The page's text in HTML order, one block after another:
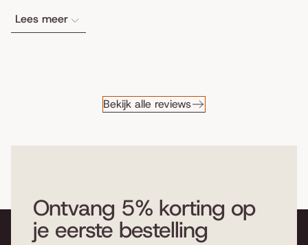
simplicity, up to the powerful tire
work. How it can that this
come to you, through the
enclosures of this worldly
everyone is well in the taste. But,
Lees meer
Bekijk alle reviews
Ontvang 5% korting op
je eerste bestelling